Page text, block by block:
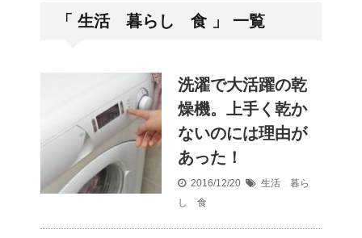
「 生活 暮らし 食 」 一覧
洗濯で大活躍の乾
燥機。上手く乾か
ないのには理由が
あった！
2016/12/20
生活 暮ら
し 食